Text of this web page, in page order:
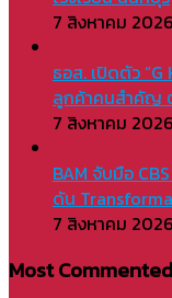
7 สิงหาคม 2026
ธอส. เปิดตัว “G
ลูกค้าคนสำคัญ
7 สิงหาคม 2026
BAM จับมือ
ดัน
7 สิงหาคม 2026
Most Commented